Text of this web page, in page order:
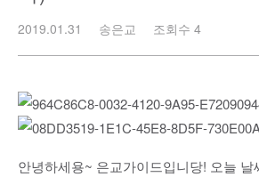
2019.01.31 송은교 조회수 4
안녕하세용~ 은교가이드입니당! 오늘